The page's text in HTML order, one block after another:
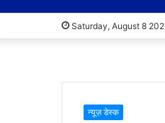
Saturday, August 8
न्यूज़ डेस्क